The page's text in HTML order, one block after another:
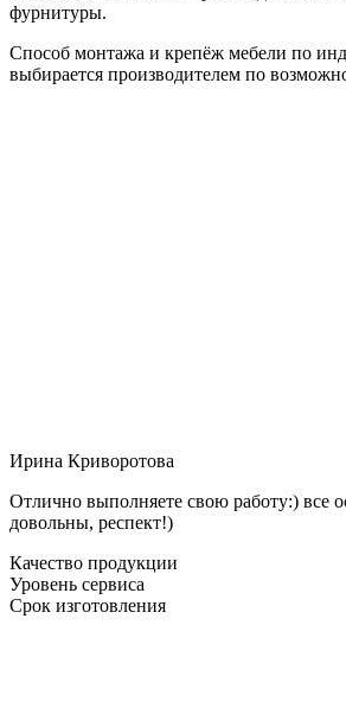
фурнитуры.
Способ монтажа и крепёж мебели по
выбирается производителем по
Ирина Криворотова
Отлично выполняете свою работу:) все
довольны, респект!)
Качество продукции
Уровень сервиса
Срок изготовления